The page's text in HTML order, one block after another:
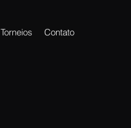
Torneios Contato